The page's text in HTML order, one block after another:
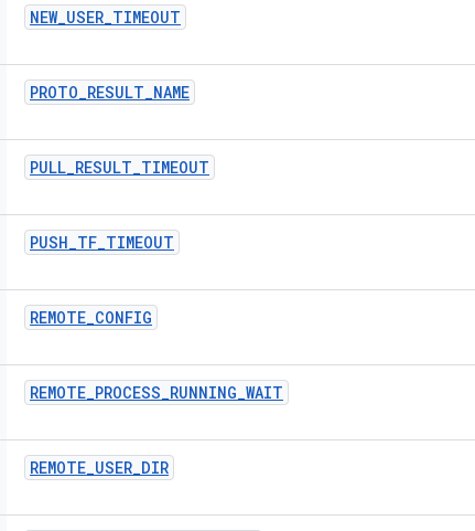
NEW_USER_TIMEOUT
PROTO_RESULT_NAME
PULL_RESULT_TIMEOUT
PUSH_TF_TIMEOUT
REMOTE_CONFIG
REMOTE_PROCESS_RUNNING_WAIT
REMOTE_USER_DIR